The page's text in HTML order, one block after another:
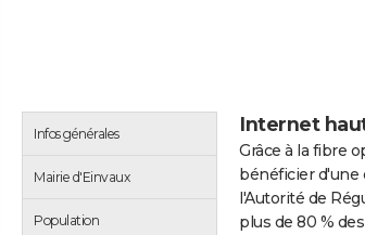
Infos générales
Mairie d'Einvaux
Population
Internet
Grâce à la fibre
bénéficier
l'Autorité de
plus de 80 %